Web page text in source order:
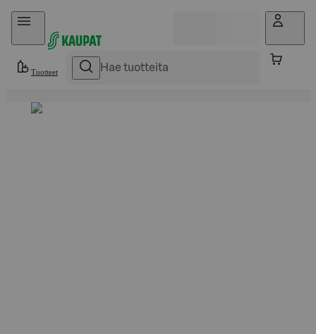
Hyppää sisältöön
Tuotteet